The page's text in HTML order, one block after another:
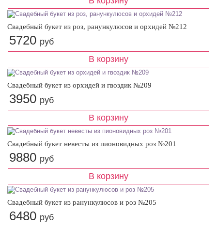
Свадебный букет из роз, ранункулюсов и орхидей №212
5720 руб
Свадебный букет из орхидей и гвоздик №209
3950 руб
Свадебный букет невесты из пионовидных роз №201
9880 руб
Свадебный букет из ранункулюсов и роз №205
6480 руб